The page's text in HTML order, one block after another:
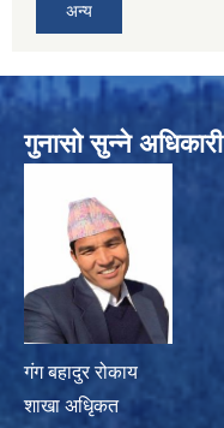
अन्य
गुनासो सुन्ने अधिकारी
गंग बहादुर रोकाय
शाखा अधिृकत